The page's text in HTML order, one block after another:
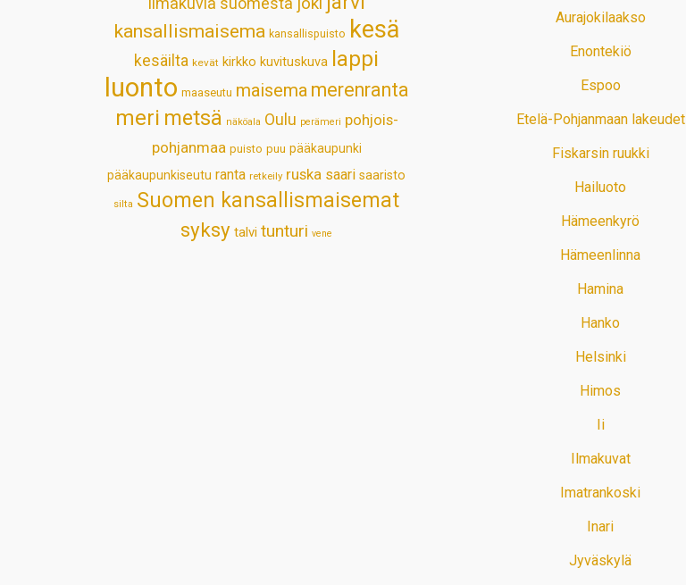
kansallismaisema kansallispuisto kesä
kesäilta kevät kirkko kuvituskuva lappi
luonto maaseutu maisema merenranta
meri metsä näköala Oulu perämeri pohjois-
pohjanmaa puisto puu pääkaupunki
pääkaupunkiseutu ranta retkeily ruska saari saaristo
silta Suomen kansallismaisemat
syksy talvi tunturi vene
Aurajokilaakso
Enontekiö
Espoo
Etelä-Pohjanmaan lakeudet
Fiskarsin ruukki
Hailuoto
Hämeenkyrö
Hämeenlinna
Hamina
Hanko
Helsinki
Himos
Ii
Ilmakuvat
Imatrankoski
Inari
Jyväskylä